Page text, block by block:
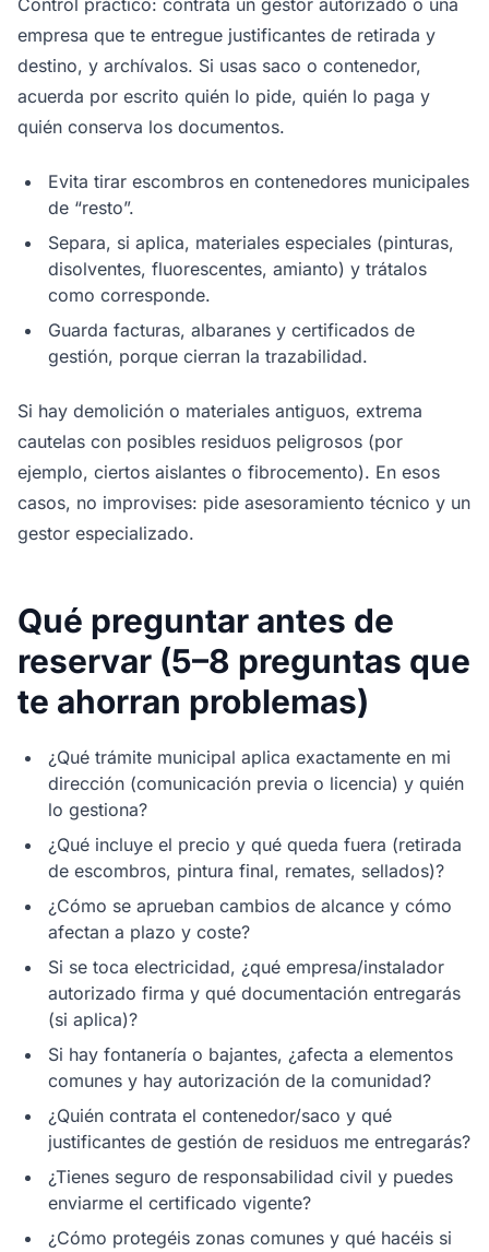
Control práctico: contrata un gestor autorizado o una
empresa que te entregue justificantes de retirada y
destino, y archívalos. Si usas saco o contenedor,
acuerda por escrito quién lo pide, quién lo paga y
quién conserva los documentos.
Evita tirar escombros en contenedores municipales
de “resto”.
Separa, si aplica, materiales especiales (pinturas,
disolventes, fluorescentes, amianto) y trátalos
como corresponde.
Guarda facturas, albaranes y certificados de
gestión, porque cierran la trazabilidad.
Si hay demolición o materiales antiguos, extrema
cautelas con posibles residuos peligrosos (por
ejemplo, ciertos aislantes o fibrocemento). En esos
casos, no improvises: pide asesoramiento técnico y un
gestor especializado.
Qué preguntar antes de
reservar (5–8 preguntas que
te ahorran problemas)
¿Qué trámite municipal aplica exactamente en mi
dirección (comunicación previa o licencia) y quién
lo gestiona?
¿Qué incluye el precio y qué queda fuera (retirada
de escombros, pintura final, remates, sellados)?
¿Cómo se aprueban cambios de alcance y cómo
afectan a plazo y coste?
Si se toca electricidad, ¿qué empresa/instalador
autorizado firma y qué documentación entregarás
(si aplica)?
Si hay fontanería o bajantes, ¿afecta a elementos
comunes y hay autorización de la comunidad?
¿Quién contrata el contenedor/saco y qué
justificantes de gestión de residuos me entregarás?
¿Tienes seguro de responsabilidad civil y puedes
enviarme el certificado vigente?
¿Cómo protegéis zonas comunes y qué hacéis si